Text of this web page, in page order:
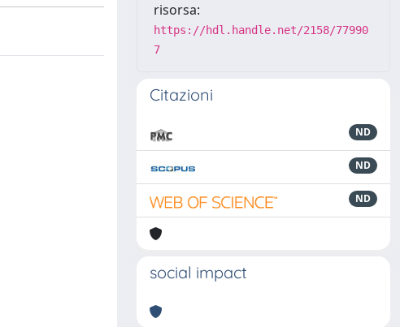
risorsa:
https://hdl.handle.net/2158/77990
7
Citazioni
ND
ND
ND
social impact